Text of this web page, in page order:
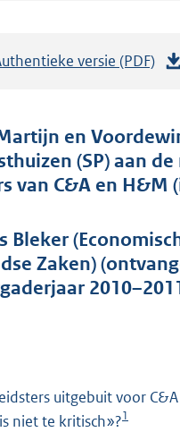
versie (PDF)
t
a
n
r
e
en
(SP) aan
C&A en H&M
Zaken)
uitgebuit voor
niet te kritisch»?1